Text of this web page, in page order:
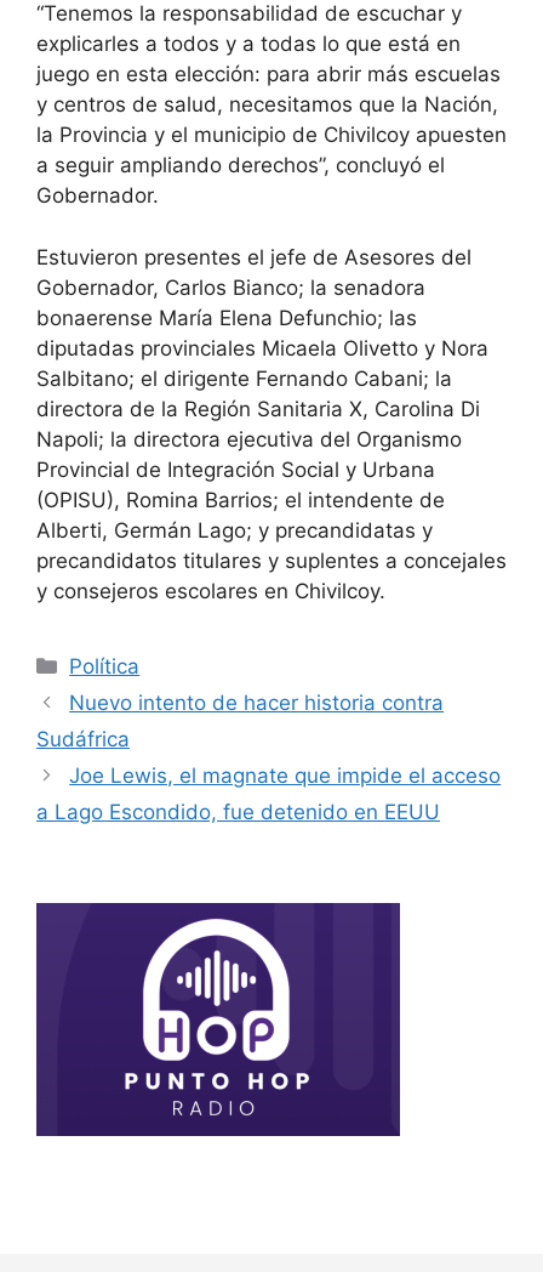
“Tenemos la responsabilidad de escuchar y
explicarles a todos y a todas lo que está en
juego en esta elección: para abrir más escuelas
y centros de salud, necesitamos que la Nación,
la Provincia y el municipio de Chivilcoy apuesten
a seguir ampliando derechos”, concluyó el
Gobernador.
Estuvieron presentes el jefe de Asesores del
Gobernador, Carlos Bianco; la senadora
bonaerense María Elena Defunchio; las
diputadas provinciales Micaela Olivetto y Nora
Salbitano; el dirigente Fernando Cabani; la
directora de la Región Sanitaria X, Carolina Di
Napoli; la directora ejecutiva del Organismo
Provincial de Integración Social y Urbana
(OPISU), Romina Barrios; el intendente de
Alberti, Germán Lago; y precandidatas y
precandidatos titulares y suplentes a concejales
y consejeros escolares en Chivilcoy.
Política
Nuevo intento de hacer historia contra
Sudáfrica
Joe Lewis, el magnate que impide el acceso
a Lago Escondido, fue detenido en EEUU